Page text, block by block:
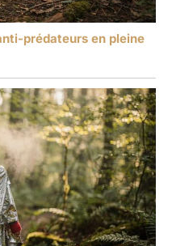
prédateurs en pleine